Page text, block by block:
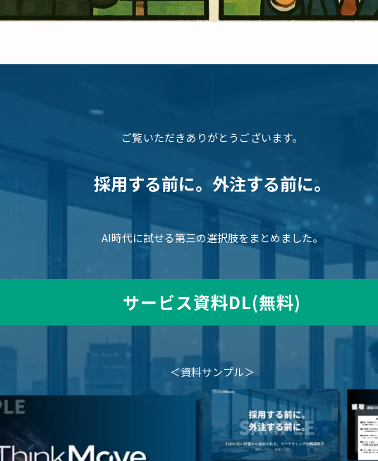
ご覧いただきありがとうございます。
採用する前に。外注する前に。
AI時代に試せる第三の選択肢をまとめました。
サービス資料DL(無料)
＜資料サンプル＞